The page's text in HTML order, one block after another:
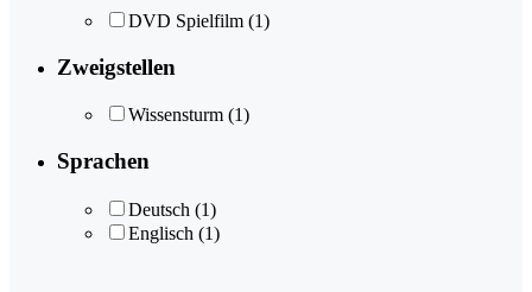
DVD Spielfilm (1)
Zweigstellen
Wissensturm (1)
Sprachen
Deutsch (1)
Englisch (1)